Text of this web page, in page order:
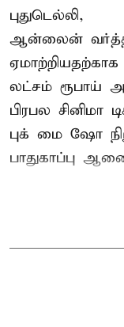
புதுடெல்லி,
ஆன்லைன்
ஏமாற்றியதற்காக
லட்சம் ரூபாய்
பிரபல சினிமா
புக் மை ஷோ
பாதுகாப்பு